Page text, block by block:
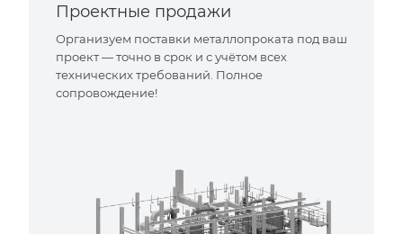
Проектные продажи
Организуем поставки металлопроката под ваш
проект — точно в срок и с учётом всех
технических требований. Полное
сопровождение!